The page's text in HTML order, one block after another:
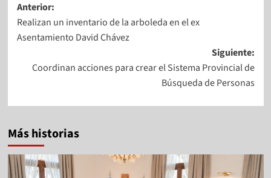
Anterior:
Realizan un inventario de la arboleda en el ex
Asentamiento David Chávez
Siguiente:
Coordinan acciones para crear el Sistema Provincial de
Búsqueda de Personas
Más historias